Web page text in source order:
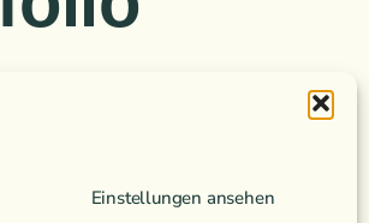
Einstellungen ansehen